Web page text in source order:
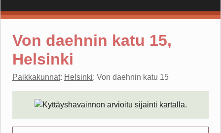
Von daehnin katu 15,
Helsinki
Paikkakunnat: Helsinki: Von daehnin katu 15